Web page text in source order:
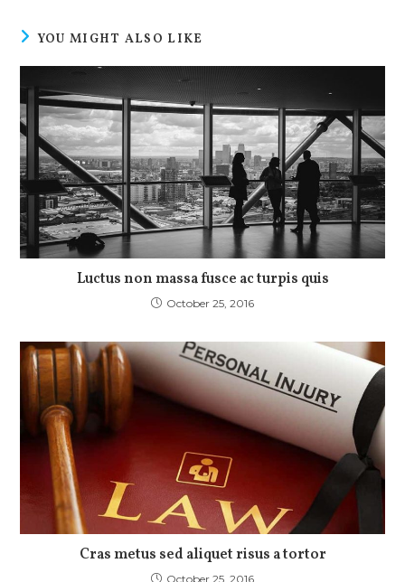
YOU MIGHT ALSO LIKE
Luctus non massa fusce ac turpis quis
October 25, 2016
Cras metus sed aliquet risus a tortor
October 25, 2016